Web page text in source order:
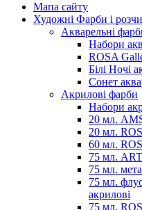
Мапа сайту
Художні Фарби і
Акварельні
Набори
ROSA
Білі Ночі
Сонет
Акрилові фарби
Набори
20 мл.
20 мл.
60 мл.
75 мл.
75 мл.
75 мл.
акрилові
75 мл.